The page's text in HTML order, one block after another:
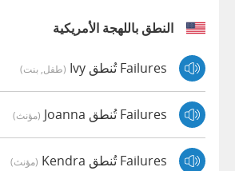
النطق باللهجة الأمريكية
Failures تُنطق Ivy (طفل, بنت)
Failures تُنطق Joanna (مؤنث)
Failures تُنطق Kendra (مؤنث)